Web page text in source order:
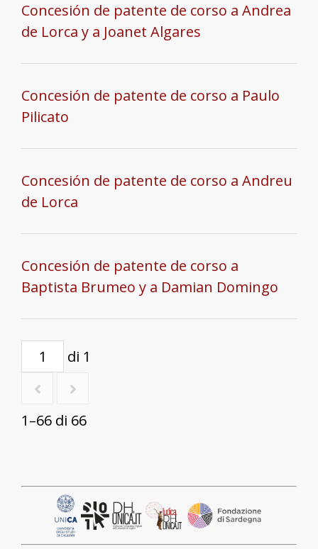
Concesión de patente de corso a Andrea
de Lorca y a Joanet Algares
Concesión de patente de corso a Paulo
Pilicato
Concesión de patente de corso a Andreu
de Lorca
Concesión de patente de corso a
Baptista Brumeo y a Damian Domingo
di 1
1–66 di 66